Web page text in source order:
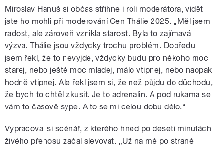
Miroslav Hanuš si občas střihne i roli moderátora, vidět
jste ho mohli při moderování Cen Thálie 2025. „Měl jsem
radost, ale zároveň vznikla starost. Byla to zajímavá
výzva. Thálie jsou vždycky trochu problém. Dopředu
jsem řekl, že to nevyjde, vždycky budu pro někoho moc
starej, nebo ještě moc mladej, málo vtipnej, nebo naopak
hodně vtipnej. Ale řekl jsem si, že než půjdu do důchodu,
že bych to chtěl zkusit. Je to adrenalin. A pod rukama se
vám to časově sype. A to se mi celou dobu dělo.“
Vypracoval si scénář, z kterého hned po deseti minutách
živého přenosu začal slevovat. „Už na mě po straně